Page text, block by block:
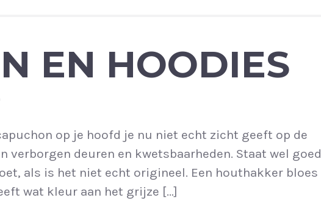
EN HOODIES
op je hoofd je nu niet echt zicht geeft op de
verborgen deuren en kwetsbaarheden. Staat wel goed
als is het niet echt origineel. Een houthakker bloes
wat kleur aan het grijze […]